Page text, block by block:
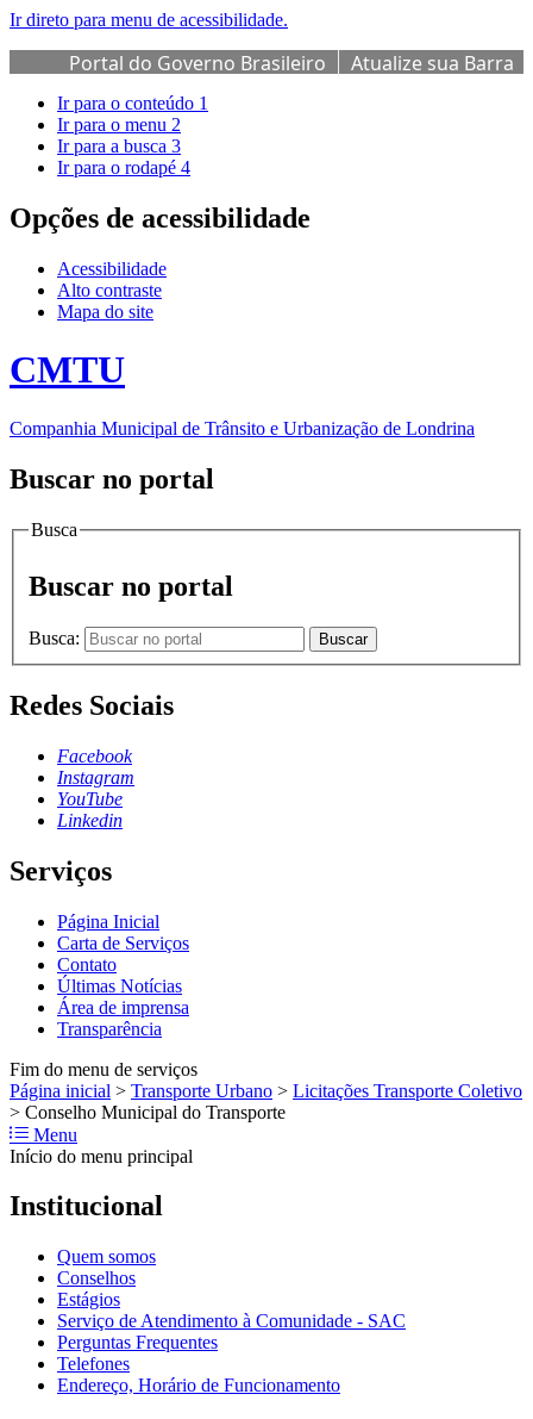
Ir direto para menu de acessibilidade.
Portal do Governo Brasileiro
Atualize sua Barra
de Governo
Ir para o conteúdo 1
Ir para o menu 2
Ir para a busca 3
Ir para o rodapé 4
Opções de acessibilidade
Acessibilidade
Alto contraste
Mapa do site
CMTU
Companhia Municipal de Trânsito e Urbanização de Londrina
Buscar no portal
Busca
Buscar no portal
Busca: Buscar
Redes Sociais
Facebook
Instagram
YouTube
Linkedin
Serviços
Página Inicial
Carta de Serviços
Contato
Últimas Notícias
Área de imprensa
Transparência
Fim do menu de serviços
Página inicial > Transporte Urbano > Licitações Transporte Coletivo
> Conselho Municipal do Transporte
Menu
Início do menu principal
Institucional
Quem somos
Conselhos
Estágios
Serviço de Atendimento à Comunidade - SAC
Perguntas Frequentes
Telefones
Endereço, Horário de Funcionamento